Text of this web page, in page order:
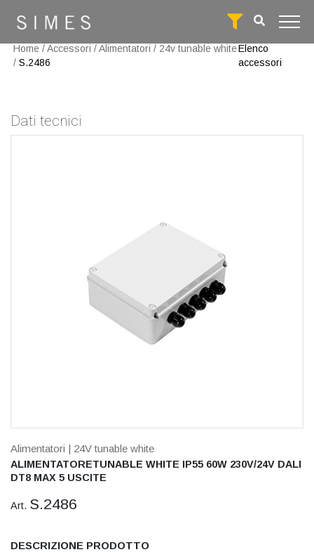
Home /Accessori /Alimentatori / 24v tunable white
/ S.2486
Elenco
accessori
Dati tecnici
Alimentatori | 24V tunable white
ALIMENTATORETUNABLE WHITE IP55 60W 230V/24V DALI
DT8 MAX 5 USCITE
Art. S.2486
DESCRIZIONE PRODOTTO